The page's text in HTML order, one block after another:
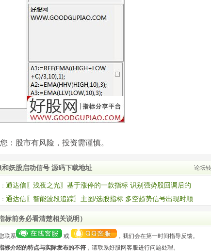
：股市有风险，投资需谨慎。
妖股启动信号 源码下载地址 论坛
通达信〖浅夜之光〗基于涨停的一款指标 识别强势股回调后的
机会
通达信〖智能波段追踪〗主图/选股指标 多空趋势信号出现时顺
码
前务必看清楚相关说明）
联系 或
，我们会在第一时间指导反馈。
标介绍的特点与实际发布的不符 ，请联系好股网客服进行问题处理。